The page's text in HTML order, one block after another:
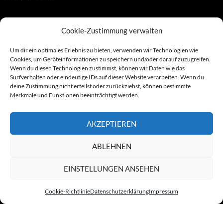
Cookie-Zustimmung verwalten
Um dir ein optimales Erlebnis zu bieten, verwenden wir Technologien wie
Cookies, um Geräteinformationen zu speichern und/oder darauf zuzugreifen.
Wenn du diesen Technologien zustimmst, können wir Daten wie das
Surfverhalten oder eindeutige IDs auf dieser Website verarbeiten. Wenn du
deine Zustimmung nicht erteilst oder zurückziehst, können bestimmte
Merkmale und Funktionen beeinträchtigt werden.
AKZEPTIEREN
ABLEHNEN
EINSTELLUNGEN ANSEHEN
Cookie-RichtlinieDatenschutzerklärungImpressum
Konstrukte rund um die Nutzlosbranche
Alexander Hennig
Christian Müller
Daniel Rosenke
Die „Dialermafia“
Die B2Bler
Die Cybertainer
Die Isselburger
Frankfurter Kreisel
Malaysischer-Ableger
Münchener Ableger